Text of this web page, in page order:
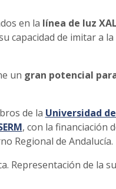
en la línea de luz
de imitar a
un gran potencial
de la Universidad
, con la financiación
Regional de Andalucía.
Representación de la